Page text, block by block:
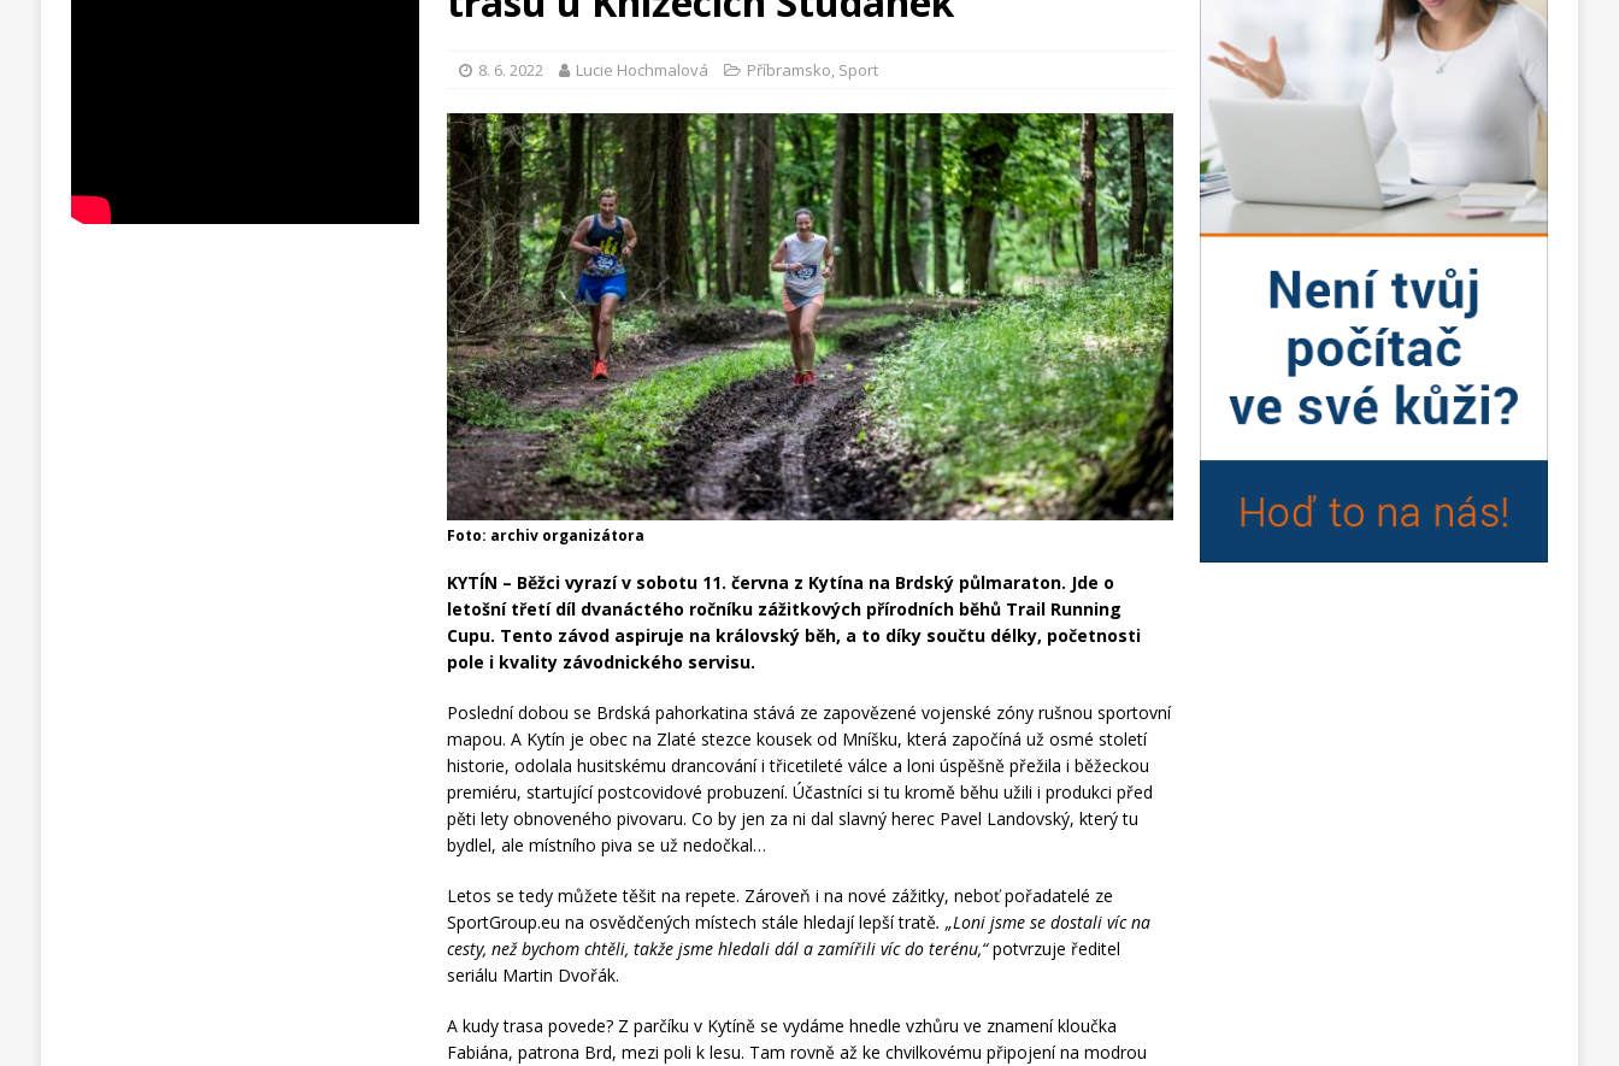
8. 6. 2022 Lucie Hochmalová Příbramsko, Sport
Foto: archiv organizátora
KYTÍN – Běžci vyrazí v sobotu 11. června z Kytína na Brdský půlmaraton. Jde o
letošní třetí díl dvanáctého ročníku zážitkových přírodních běhů Trail Running
Cupu. Tento závod aspiruje na královský běh, a to díky součtu délky, početnosti
pole i kvality závodnického servisu.
Poslední dobou se Brdská pahorkatina stává ze zapovězené vojenské zóny rušnou sportovní
mapou. A Kytín je obec na Zlaté stezce kousek od Mníšku, která započíná už osmé století
historie, odolala husitskému drancování i třicetileté válce a loni úspěšně přežila i běžeckou
premiéru, startující postcovidové probuzení. Účastníci si tu kromě běhu užili i produkci před
pěti lety obnoveného pivovaru. Co by jen za ni dal slavný herec Pavel Landovský, který tu
bydlel, ale místního piva se už nedočkal…
Letos se tedy můžete těšit na repete. Zároveň i na nové zážitky, neboť pořadatelé ze
SportGroup.eu na osvědčených místech stále hledají lepší tratě. „Loni jsme se dostali víc na
cesty, než bychom chtěli, takže jsme hledali dál a zamířili víc do terénu,“potvrzuje ředitel
seriálu Martin Dvořák.
A kudy trasa povede? Z parčíku v Kytíně se vydáme hnedle vzhůru ve znamení kloučka
Fabiána, patrona Brd, mezi poli k lesu. Tam rovně až ke chvilkovému připojení na modrou